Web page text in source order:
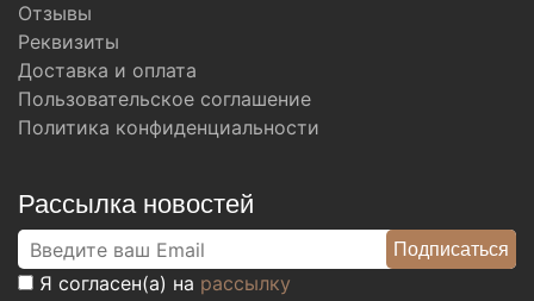
Отзывы
Реквизиты
Доставка и оплата
Пользовательское соглашение
Политика конфиденциальности
Рассылка новостей
Я согласен(а) на рассылку